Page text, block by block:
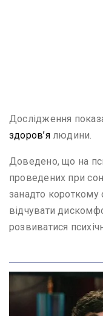
Дослідження
здоров’ялюдини.
Доведено, що на
проведених при
занадто
відчувати
розвиватися